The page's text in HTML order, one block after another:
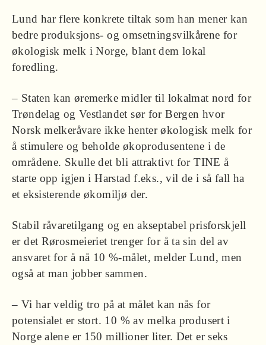
Lund har flere konkrete tiltak som han mener kan
bedre produksjons- og omsetningsvilkårene for
økologisk melk i Norge, blant dem lokal
foredling.
– Staten kan øremerke midler til lokalmat nord for
Trøndelag og Vestlandet sør for Bergen hvor
Norsk melkeråvare ikke henter økologisk melk for
å stimulere og beholde økoprodusentene i de
områdene. Skulle det bli attraktivt for TINE å
starte opp igjen i Harstad f.eks., vil de i så fall ha
et eksisterende økomiljø der.
Stabil råvaretilgang og en akseptabel prisforskjell
er det Rørosmeieriet trenger for å ta sin del av
ansvaret for å nå 10 %-målet, melder Lund, men
også at man jobber sammen.
– Vi har veldig tro på at målet kan nås for
potensialet er stort. 10 % av melka produsert i
Norge alene er 150 millioner liter. Det er seks